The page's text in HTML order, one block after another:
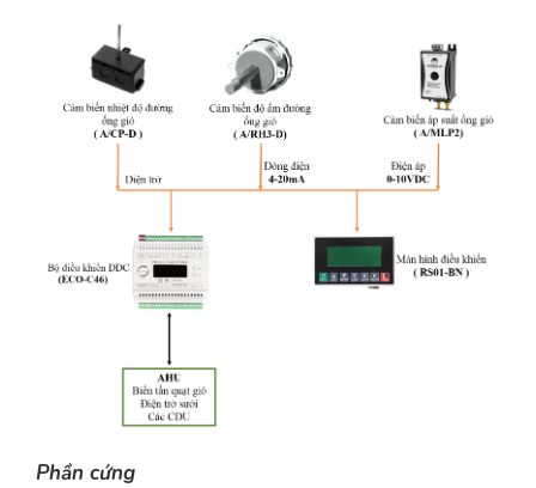
Thi công – Lắp đặt hệ thống HVAC
Phần cứng